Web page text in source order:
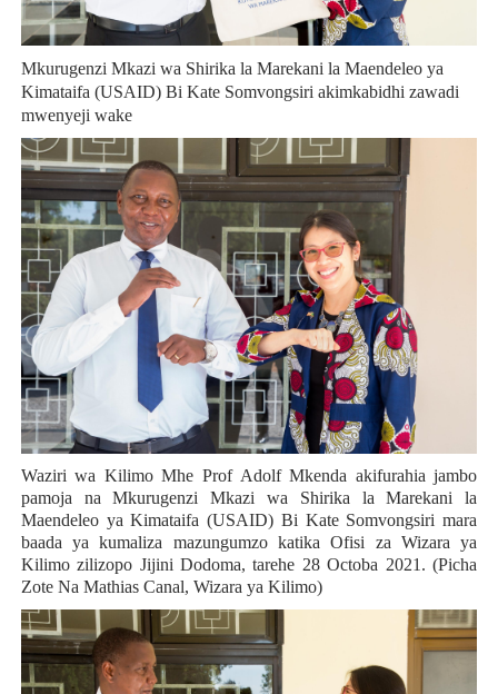
Mkurugenzi Mkazi wa Shirika la Marekani la Maendeleo ya
Kimataifa (USAID) Bi Kate Somvongsiri akimkabidhi zawadi
mwenyeji wake
Waziri wa Kilimo Mhe Prof Adolf Mkenda akifurahia jambo
pamoja na Mkurugenzi Mkazi wa Shirika la Marekani la
Maendeleo ya Kimataifa (USAID) Bi Kate Somvongsiri mara
baada ya kumaliza mazungumzo katika Ofisi za Wizara ya
Kilimo zilizopo Jijini Dodoma, tarehe 28 Octoba 2021. (Picha
Zote Na Mathias Canal, Wizara ya Kilimo)